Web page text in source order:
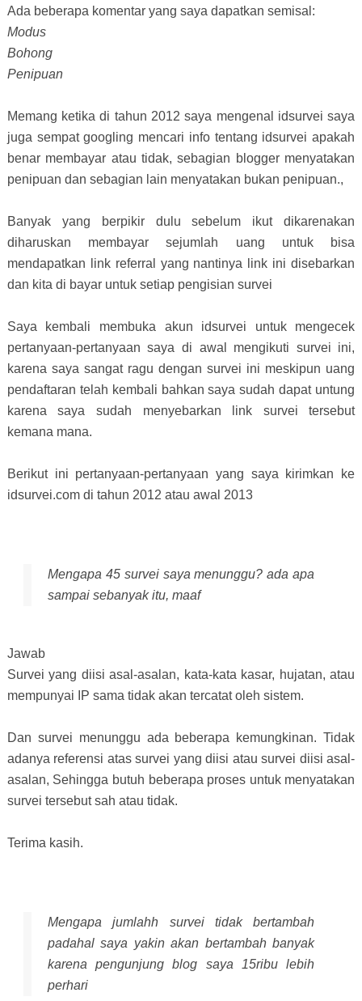
Ada beberapa komentar yang saya dapatkan semisal:
Modus
Bohong
Penipuan
Memang ketika di tahun 2012 saya mengenal idsurvei saya
juga sempat googling mencari info tentang idsurvei apakah
benar membayar atau tidak, sebagian blogger menyatakan
penipuan dan sebagian lain menyatakan bukan penipuan.,
Banyak yang berpikir dulu sebelum ikut dikarenakan
diharuskan membayar sejumlah uang untuk bisa
mendapatkan link referral yang nantinya link ini disebarkan
dan kita di bayar untuk setiap pengisian survei
Saya kembali membuka akun idsurvei untuk mengecek
pertanyaan-pertanyaan saya di awal mengikuti survei ini,
karena saya sangat ragu dengan survei ini meskipun uang
pendaftaran telah kembali bahkan saya sudah dapat untung
karena saya sudah menyebarkan link survei tersebut
kemana mana.
Berikut ini pertanyaan-pertanyaan yang saya kirimkan ke
idsurvei.com di tahun 2012 atau awal 2013
Mengapa 45 survei saya menunggu? ada apa
sampai sebanyak itu, maaf
Jawab
Survei yang diisi asal-asalan, kata-kata kasar, hujatan, atau
mempunyai IP sama tidak akan tercatat oleh sistem.
Dan survei menunggu ada beberapa kemungkinan. Tidak
adanya referensi atas survei yang diisi atau survei diisi asal-
asalan, Sehingga butuh beberapa proses untuk menyatakan
survei tersebut sah atau tidak.
Terima kasih.
Mengapa jumlahh survei tidak bertambah
padahal saya yakin akan bertambah banyak
karena pengunjung blog saya 15ribu lebih
perhari